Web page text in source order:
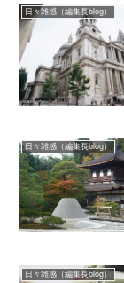
日々雑感（編集長blog）
日々雑感（編集長blog）
日々雑感（編集長blog）